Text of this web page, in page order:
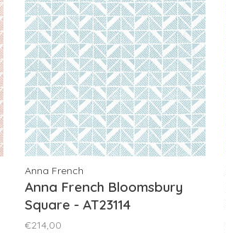
Anna French
Anna French Bloomsbury
Square - AT23114
€214,00